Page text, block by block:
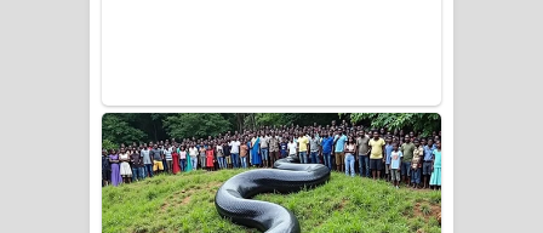
Sanda Babalena Song Lyrics - සඳ
බැබලෙන ගීතයේ පද පෙළ